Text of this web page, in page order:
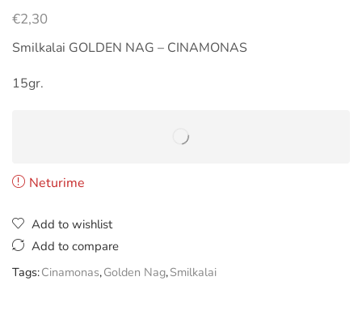
€2,30
Smilkalai GOLDEN NAG – CINAMONAS
15gr.
Neturime
Add to wishlist
Add to compare
Tags:Cinamonas,Golden Nag,Smilkalai